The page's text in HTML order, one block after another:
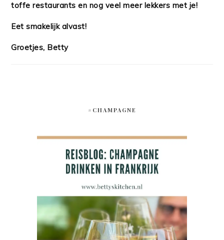
toffe restaurants en nog veel meer lekkers met je!
Eet smakelijk alvast!
Groetjes, Betty
#CHAMPAGNE